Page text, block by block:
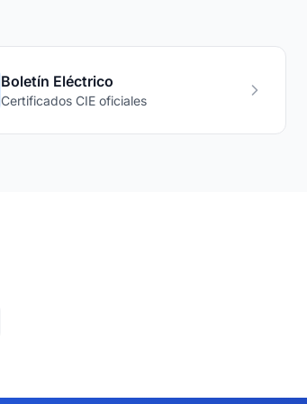
Boletín Eléctrico
Certificados CIE oficiales